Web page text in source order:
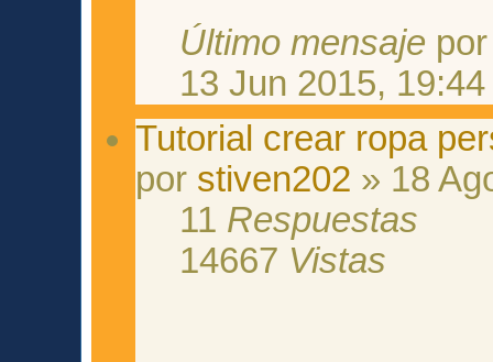
Último mensaje
13 Jun 2015, 19:44
Tutorial crear ropa
por stiven202 » 18
11 Respuestas
14667 Vistas